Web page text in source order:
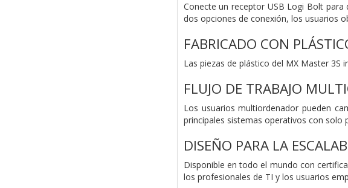
Conecte un receptor USB Logi Bolt
dos opciones de conexión, los usuarios
FABRICADO CON
Las piezas de plástico del MX Master 3S
FLUJO DE TRABAJO
Los usuarios multiordenador pueden
principales sistemas operativos con solo
DISEÑO PARA LA
Disponible en todo el mundo con
los profesionales de TI y los usuarios